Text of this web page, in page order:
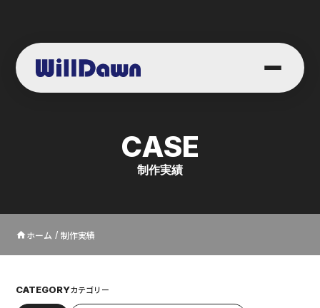
CASE
制作実績
homeホーム / 制作実績
CATEGORYカテゴリー